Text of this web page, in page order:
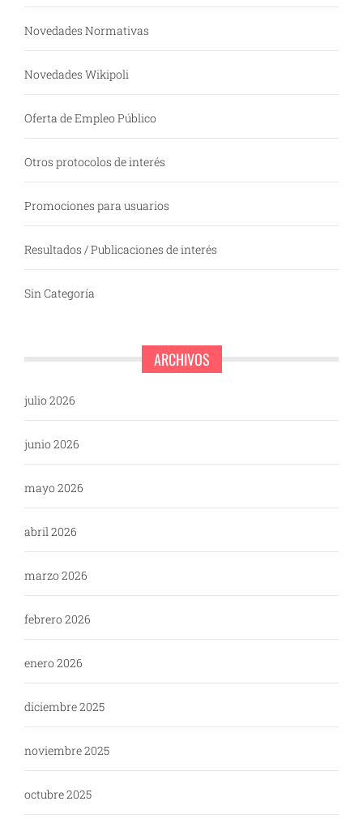
Novedades Normativas
Novedades Wikipoli
Oferta de Empleo Público
Otros protocolos de interés
Promociones para usuarios
Resultados / Publicaciones de interés
Sin Categoría
ARCHIVOS
julio 2026
junio 2026
mayo 2026
abril 2026
marzo 2026
febrero 2026
enero 2026
diciembre 2025
noviembre 2025
octubre 2025